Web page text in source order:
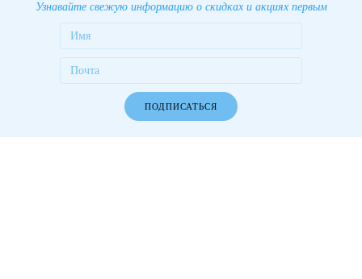
Узнавайте свежую информацию о скидках и акциях первым
ПОДПИСАТЬСЯ